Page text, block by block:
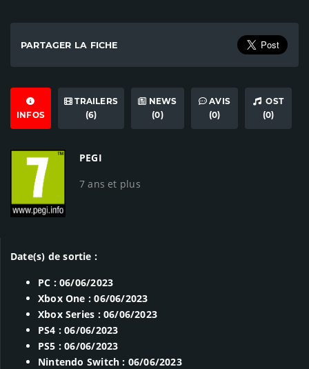
PARTAGER LA FICHE
INFOS
TRAILERS
(6)
NEWS
(0)
AVIS
(0)
OST
(0)
PEGI
7 ans et plus
Date(s) de sortie :
PC : 06/06/2023
Xbox One : 06/06/2023
Xbox Series : 06/06/2023
PS4 : 06/06/2023
PS5 : 06/06/2023
Nintendo Switch : 06/06/2023